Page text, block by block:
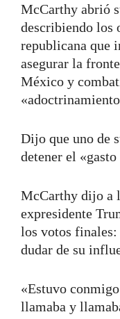
McCarthy abrió
describiendo los
republicana que
asegurar la
México y
Dijo que uno de
detener el
McCarthy dijo a
expresidente
los votos finales:
dudar de su
«Estuvo
llamaba y